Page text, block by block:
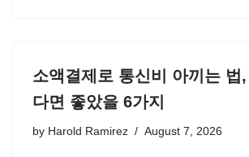
소액결제로 통신비 아끼는 법
다면 좋았을 6가지
by Harold Ramirez August 7, 2026